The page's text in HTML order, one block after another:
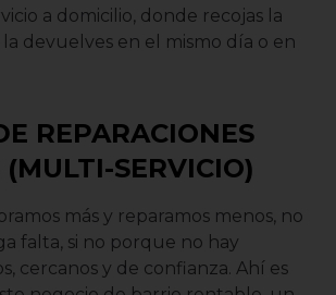
a domicilio, donde recojas la
la devuelves en el mismo día o en
REPARACIONES
SERVICIO)
más y reparamos menos, no
falta, si no porque no hay
cercanos y de confianza. Ahí es